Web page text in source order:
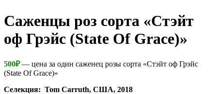
Cаженцы роз сорта «Стэйт
оф Грэйс (State Of Grace)»
500₽— цена за один саженец розы сорта «Стэйт оф Грэйс
(State Of Grace)»
Селекция: Tom Carruth, США, 2018